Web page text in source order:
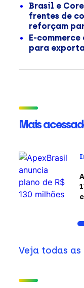
Brasil e
frentes de
reforçam
E-
para
Mais
Veja todas